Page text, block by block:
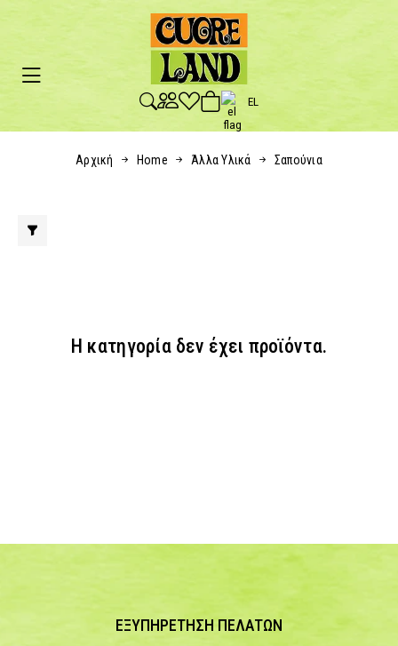
EL
Αρχική Home Άλλα Υλικά Σαπούνια
Η κατηγορία δεν έχει προϊόντα.
ΕΞΥΠΗΡΕΤΗΣΗ ΠΕΛΑΤΩΝ